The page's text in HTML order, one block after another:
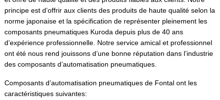
principe est d’offrir aux clients des produits de haute qualité selon la
norme japonaise et la spécification de représenter pleinement les
composants pneumatiques Kuroda depuis plus de 40 ans
d’expérience professionnelle. Notre service amical et professionnel
ont été nous rend jouissons d’une bonne réputation dans l’industrie
des composants d’automatisation pneumatiques.
Composants d’automatisation pneumatiques de Fontal ont les
caractéristiques suivantes: